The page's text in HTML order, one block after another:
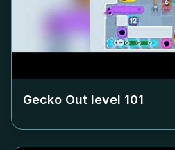
Gecko Out level 101